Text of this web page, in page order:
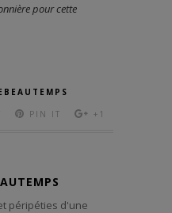
pour cette
PIN IT +1
péripéties d'une